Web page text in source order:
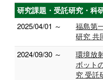
研究課題・受託研究・科
2025/04/01 ～
福島第
研究 共
2024/09/30 ～
環境放
ボット
究 受託